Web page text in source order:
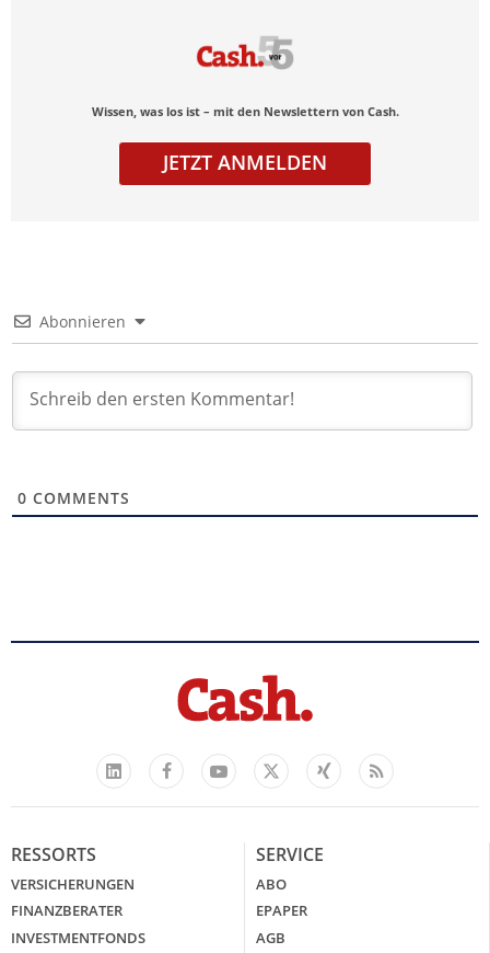
Wissen, was los ist – mit den Newslettern von Cash.
JETZT ANMELDEN
Abonnieren
0 COMMENTS
LinkedIn
FacebookYouTube
X
Xing Feed
RESSORTS
VERSICHERUNGEN
FINANZBERATER
INVESTMENTFONDS
SERVICE
ABO
EPAPER
AGB